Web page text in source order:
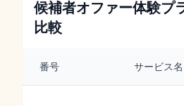
候補者オファー体験プ
比較
番号 サービス名